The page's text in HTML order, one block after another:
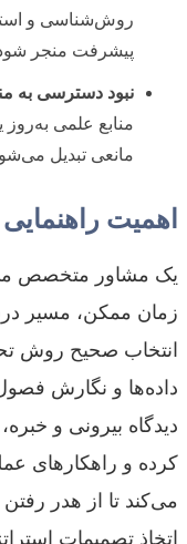
روش‌شناسی و
پیشرفت منجر
نبود دسترسی به
منابع علمی به‌روز
مانعی تبدیل
اهمیت
یک مشاور متخصص
زمان ممکن، مسیر
انتخاب صحیح روش
داده‌ها و نگارش
دیدگاه بیرونی و
کرده و راهکارهای
می‌کند تا از هدر
اتخاذ تصمیمات